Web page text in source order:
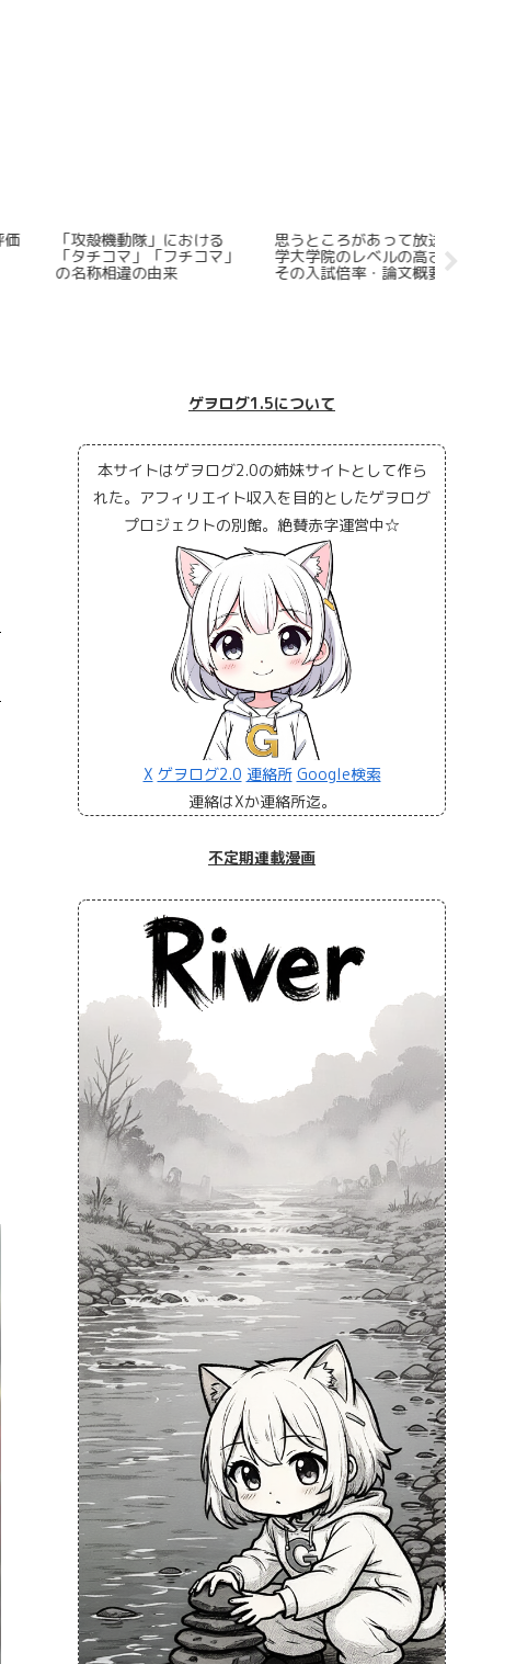
江藤前農水大臣は無能だっ
たのか？～インターネット
の政治的民度の低さこそが
「CITY」をなめてはいけな
い で遊べる
ゲーム5
ゲヲログ1.5について
本サイトはゲヲログ2.0の姉妹サイトとして作ら
れた。アフィリエイト収入を目的としたゲヲログ
プロジェクトの別館。絶賛赤字運営中☆
X ゲヲログ2.0 連絡所 Google検索
連絡はXか連絡所迄。
不定期連載漫画